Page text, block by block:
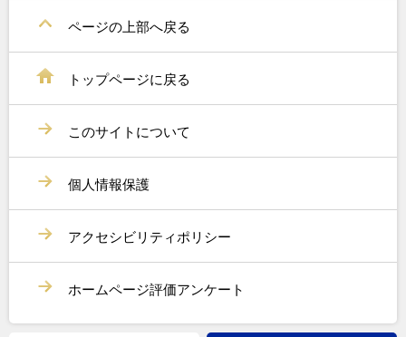
ページの上部へ戻る
トップページに戻る
このサイトについて
個人情報保護
アクセシビリティポリシー
ホームページ評価アンケート